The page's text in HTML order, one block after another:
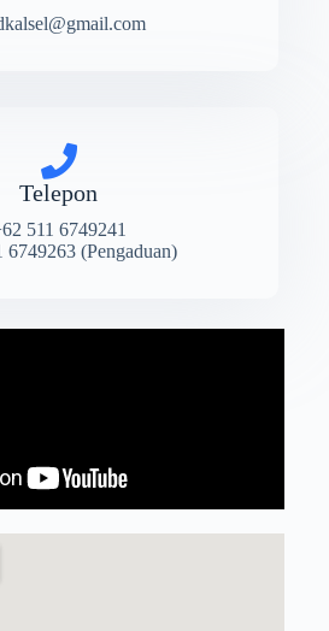
Telepon
511 6749241
6749263 (Pengaduan)